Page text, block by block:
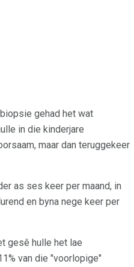
gehad het wat
in die kinderjare
maar dan teruggekeer
as ses keer per maand, in
en byna nege keer per
gesê hulle het lae
van die "voorlopige"